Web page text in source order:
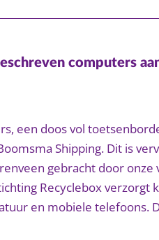
computers
een doos vol
Shipping. Dit is
gebracht door onze
Recyclebox
en mobiele telefoons.